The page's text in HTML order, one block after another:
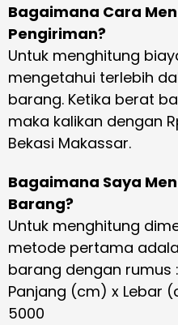
Bagaimana Cara
Pengiriman?
Untuk menghitung
mengetahui terlebih
barang. Ketika berat
maka kalikan dengan
Bekasi Makassar.
Bagaimana Saya
Barang?
Untuk menghitung
metode pertama
barang dengan rumus :
Panjang (cm) x Lebar
5000